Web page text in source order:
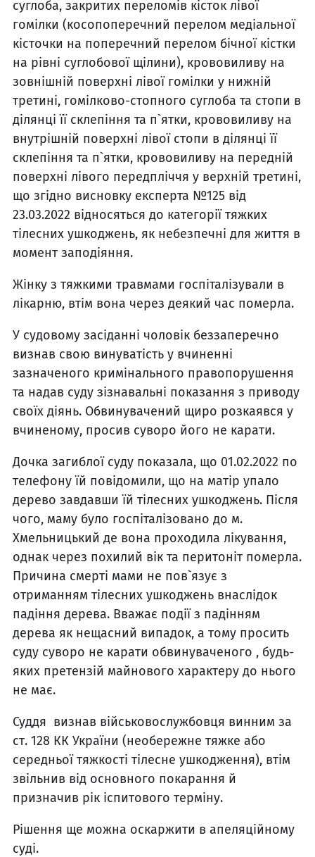
суглоба, закритих переломів кісток лівої
гомілки (косопоперечний перелом медіальної
кісточки на поперечний перелом бічної кістки
на рівні суглобової щілини), крововиливу на
зовнішній поверхні лівої гомілки у нижній
третині, гомілково-стопного суглоба та стопи в
ділянці її склепіння та п`ятки, крововиливу на
внутрішній поверхні лівої стопи в ділянці її
склепіння та п`ятки, крововиливу на передній
поверхні лівого передпліччя у верхній третині,
що згідно висновку експерта №125 від
23.03.2022 відносяться до категорії тяжких
тілесних ушкоджень, як небезпечні для життя в
момент заподіяння.
Жінку з тяжкими травмами госпіталізували в
лікарню, втім вона через деякий час померла.
У судовому засіданні чоловік беззаперечно
визнав свою винуватість у вчиненні
зазначеного кримінального правопорушення
та надав суду зізнавальні показання з приводу
своїх діянь. Обвинувачений щиро розкаявся у
вчиненому, просив суворо його не карати.
Дочка загиблої суду показала, що 01.02.2022 по
телефону їй повідомили, що на матір упало
дерево завдавши їй тілесних ушкоджень. Після
чого, маму було госпіталізовано до м.
Хмельницький де вона проходила лікування,
однак через похилий вік та перитоніт померла.
Причина смерті мами не пов`язує з
отриманням тілесних ушкоджень внаслідок
падіння дерева. Вважає події з падінням
дерева як нещасний випадок, а тому просить
суду суворо не карати обвинуваченого , будь-
яких претензій майнового характеру до нього
не має.
Суддя визнав військовослужбовця винним за
ст. 128 КК України (необережне тяжке або
середньої тяжкості тілесне ушкодження), втім
звільнив від основного покарання й
призначив рік іспитового терміну.
Рішення ще можна оскаржити в апеляційному
суді.